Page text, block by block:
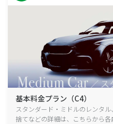
基本料金プラン（C4）
スタンダード・ミドルのレンタ
捨てなどの詳細は、こちらから各